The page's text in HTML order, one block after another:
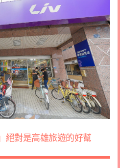
絕對是高雄旅遊的好幫